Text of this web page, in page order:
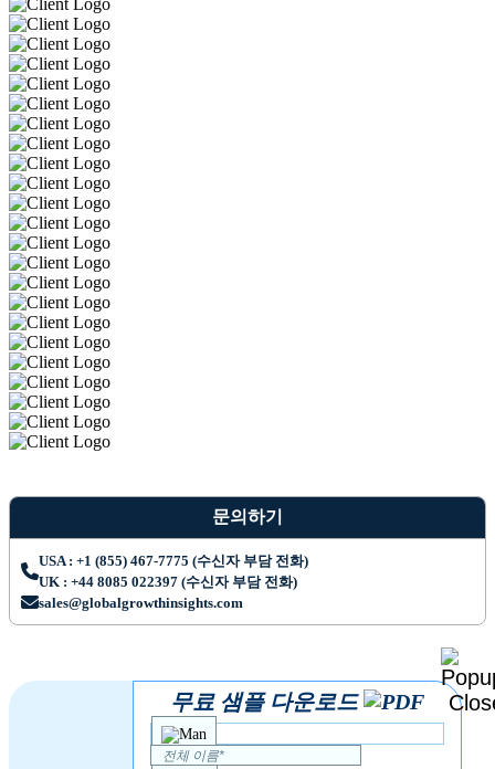
문의하기
USA : +1 (855) 467-7775 (수신자 부담 전화)
UK : +44 8085 022397 (수신자 부담 전화)
sales@globalgrowthinsights.com
무료 샘플 다운로드